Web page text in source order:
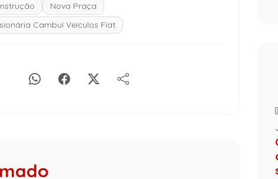
Nova Praça
Cambuí Veículos Fiat